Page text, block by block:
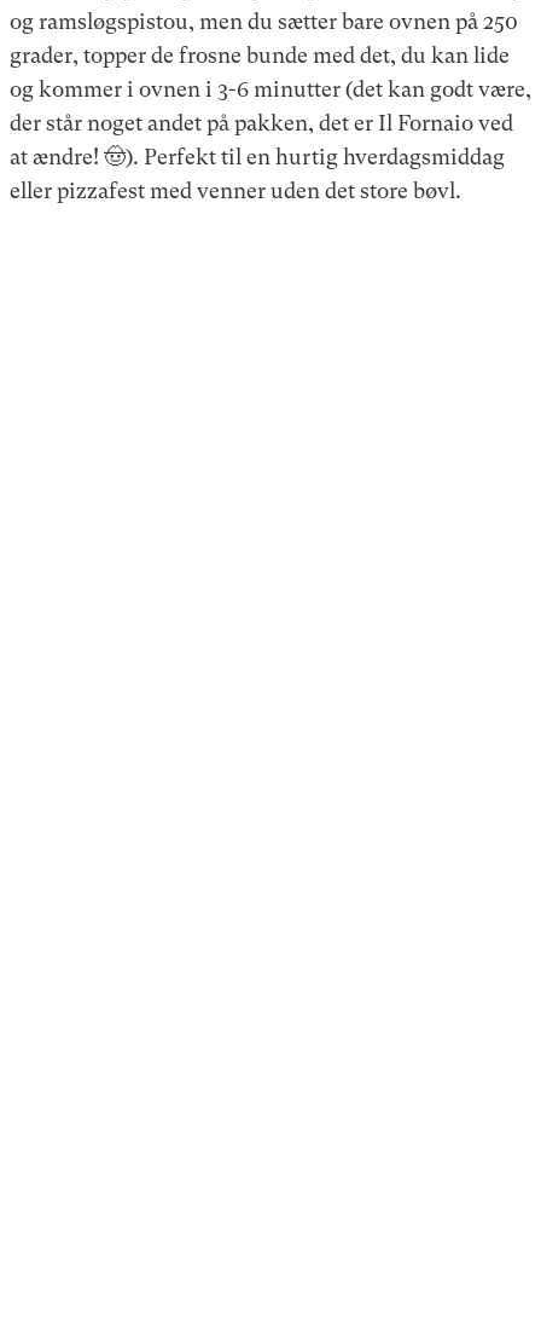
og ramsløgspistou, men du sætter bare ovnen på 250
grader, topper de frosne bunde med det, du kan lide
og kommer i ovnen i 3-6 minutter (det kan godt være,
der står noget andet på pakken, det er Il Fornaio ved
at ændre! 🤠). Perfekt til en hurtig hverdagsmiddag
eller pizzafest med venner uden det store bøvl.